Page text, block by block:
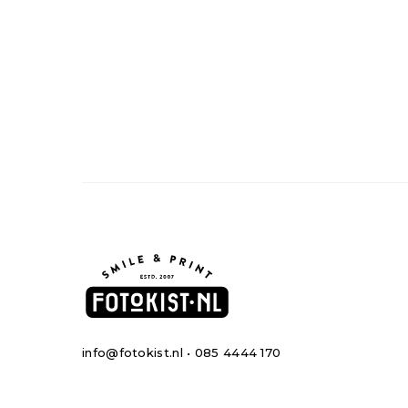
info@fotokist.nl • 085 4444 170